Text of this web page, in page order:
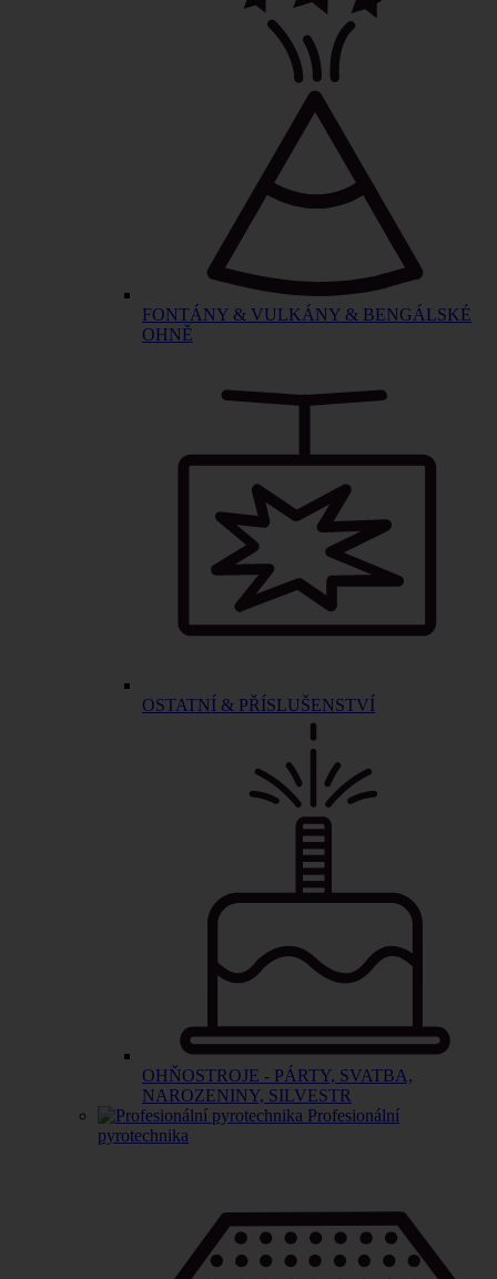
FONTÁNY & VULKÁNY & BENGÁLSKÉ
OHNĚ
OSTATNÍ & PŘÍSLUŠENSTVÍ
OHŇOSTROJE - PÁRTY, SVATBA,
NAROZENINY, SILVESTR
Profesionální
pyrotechnika